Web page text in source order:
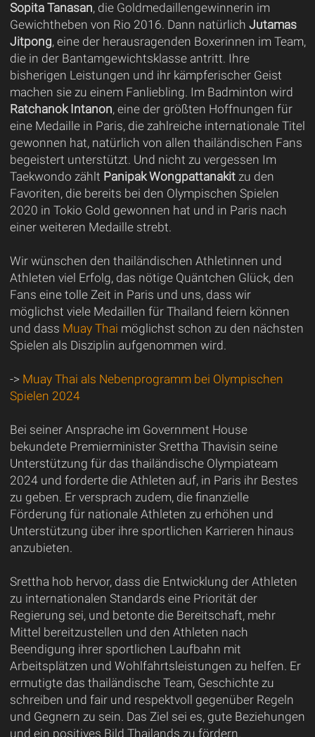
Sopita Tanasan, die Goldmedaillengewinnerin im
Gewichtheben von Rio 2016. Dann natürlich Jutamas
Jitpong, eine der herausragenden Boxerinnen im Team,
die in der Bantamgewichtsklasse antritt. Ihre
bisherigen Leistungen und ihr kämpferischer Geist
machen sie zu einem Fanliebling. Im Badminton wird
Ratchanok Intanon, eine der größten Hoffnungen für
eine Medaille in Paris, die zahlreiche internationale Titel
gewonnen hat, natürlich von allen thailändischen Fans
begeistert unterstützt. Und nicht zu vergessen Im
Taekwondo zählt Panipak Wongpattanakitzu den
Favoriten, die bereits bei den Olympischen Spielen
2020 in Tokio Gold gewonnen hat und in Paris nach
einer weiteren Medaille strebt.
Wir wünschen den thailändischen Athletinnen und
Athleten viel Erfolg, das nötige Quäntchen Glück, den
Fans eine tolle Zeit in Paris und uns, dass wir
möglichst viele Medaillen für Thailand feiern können
und dass Muay Thai möglichst schon zu den nächsten
Spielen als Disziplin aufgenommen wird.
-> Muay Thai als Nebenprogramm bei Olympischen
Spielen 2024
Bei seiner Ansprache im Government House
bekundete Premierminister Srettha Thavisin seine
Unterstützung für das thailändische Olympiateam
2024 und forderte die Athleten auf, in Paris ihr Bestes
zu geben. Er versprach zudem, die finanzielle
Förderung für nationale Athleten zu erhöhen und
Unterstützung über ihre sportlichen Karrieren hinaus
anzubieten.
Srettha hob hervor, dass die Entwicklung der Athleten
zu internationalen Standards eine Priorität der
Regierung sei, und betonte die Bereitschaft, mehr
Mittel bereitzustellen und den Athleten nach
Beendigung ihrer sportlichen Laufbahn mit
Arbeitsplätzen und Wohlfahrtsleistungen zu helfen. Er
ermutigte das thailändische Team, Geschichte zu
schreiben und fair und respektvoll gegenüber Regeln
und Gegnern zu sein. Das Ziel sei es, gute Beziehungen
und ein positives Bild Thailands zu fördern.